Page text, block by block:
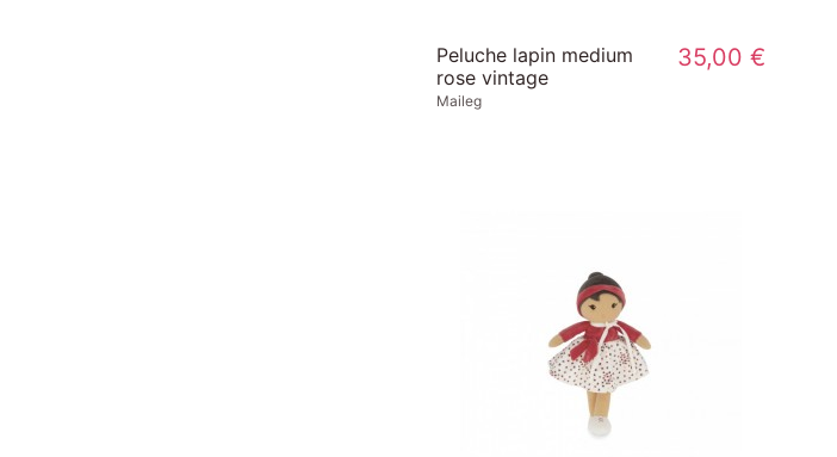
Peluche lapin medium
rose vintage
Maileg
35,00 €